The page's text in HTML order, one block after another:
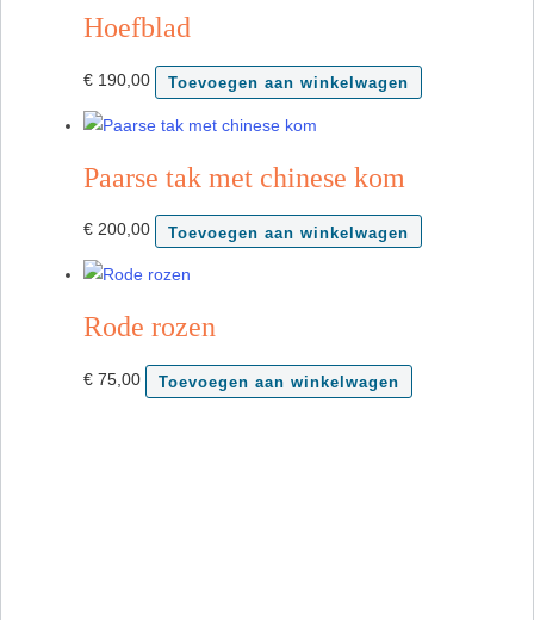
Hoefblad
€ 190,00 Toevoegen aan winkelwagen
Paarse tak met chinese kom
€ 200,00 Toevoegen aan winkelwagen
Rode rozen
€ 75,00 Toevoegen aan winkelwagen